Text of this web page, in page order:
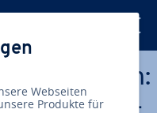
ein­stel­len:
Webseiten
Produkte für